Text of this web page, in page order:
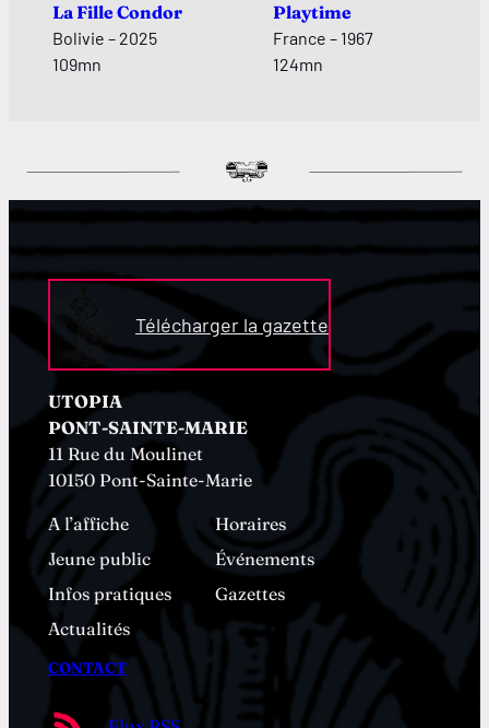
La Fille Condor
Bolivie – 2025
109mn
Playtime
France – 1967
124mn
Télécharger la gazette
UTOPIA
PONT-SAINTE-MARIE
11 Rue du Moulinet
10150 Pont-Sainte-Marie
A l’affiche
Horaires
Jeune public
Événements
Infos pratiques
Gazettes
Actualités
CONTACT